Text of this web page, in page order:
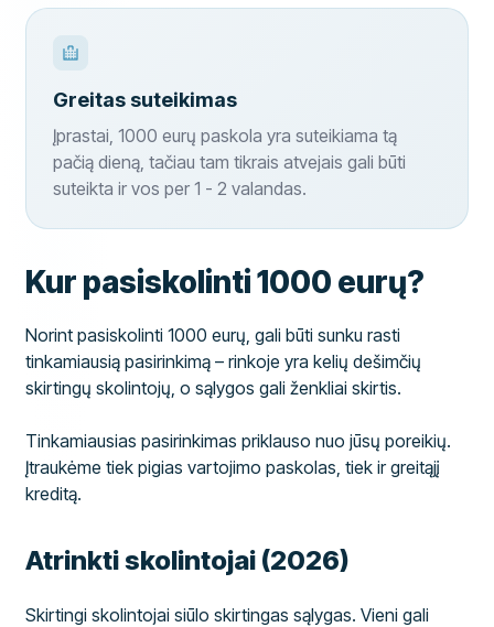
Greitas suteikimas
Įprastai, 1000 eurų paskola yra suteikiama tą
pačią dieną, tačiau tam tikrais atvejais gali būti
suteikta ir vos per 1 - 2 valandas.
Kur pasiskolinti 1000 eurų?
Norint pasiskolinti 1000 eurų, gali būti sunku rasti
tinkamiausią pasirinkimą – rinkoje yra kelių dešimčių
skirtingų skolintojų, o sąlygos gali ženkliai skirtis.
Tinkamiausias pasirinkimas priklauso nuo jūsų poreikių.
Įtraukėme tiek pigias vartojimo paskolas, tiek ir greitąjį
kreditą.
Atrinkti skolintojai (2026)
Skirtingi skolintojai siūlo skirtingas sąlygas. Vieni gali